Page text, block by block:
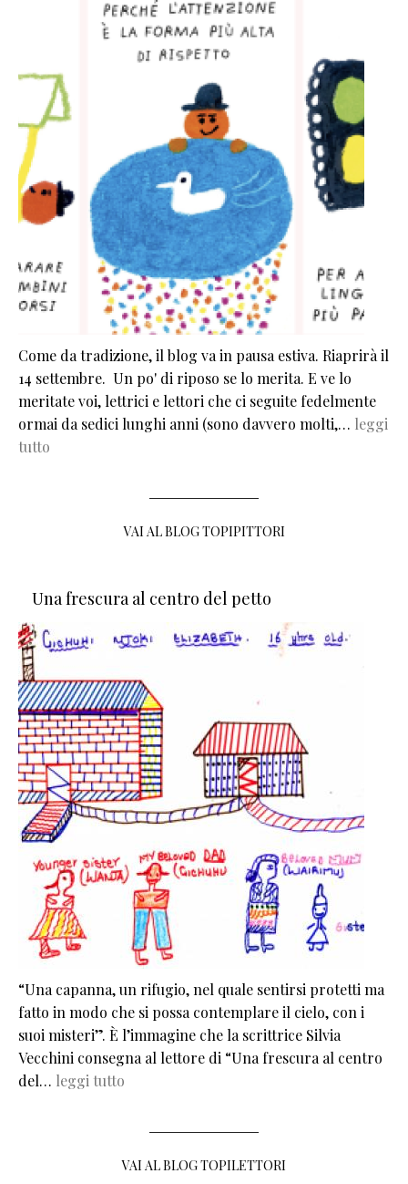
Come da tradizione, il blog va in pausa estiva. Riaprirà il
14 settembre. Un po' di riposo se lo merita. E ve lo
meritate voi, lettrici e lettori che ci seguite fedelmente
ormai da sedici lunghi anni (sono davvero molti,… leggi
tutto
VAI AL BLOG TOPIPITTORI
Una frescura al centro del petto
“Una capanna, un rifugio, nel quale sentirsi protetti ma
fatto in modo che si possa contemplare il cielo, con i
suoi misteri”. È l’immagine che la scrittrice Silvia
Vecchini consegna al lettore di “Una frescura al centro
del… leggi tutto
VAI AL BLOG TOPILETTORI